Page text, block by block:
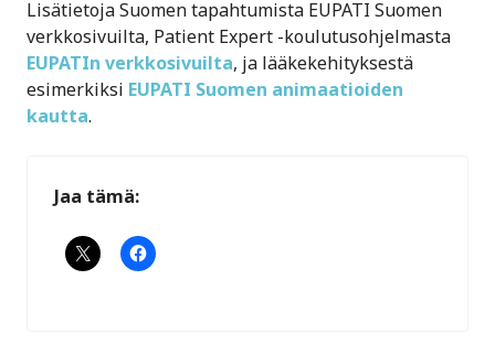
Lisätietoja Suomen tapahtumista EUPATI Suomen
verkkosivuilta, Patient Expert -koulutusohjelmasta
EUPATIn verkkosivuilta, ja lääkekehityksestä
esimerkiksi EUPATI Suomen animaatioiden
kautta.
Jaa tämä: